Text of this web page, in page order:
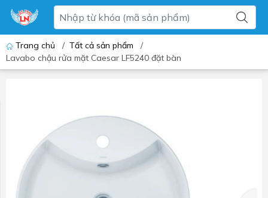
Trang chủ / Tất cả sản phẩm
/
Lavabo chậu rửa mặt Caesar LF5240 đặt bàn